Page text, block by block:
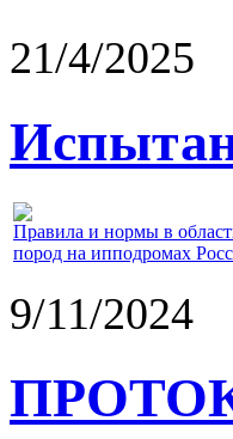
21/4/2025
Правила и нормы в
пород на ипподромах
9/11/2024